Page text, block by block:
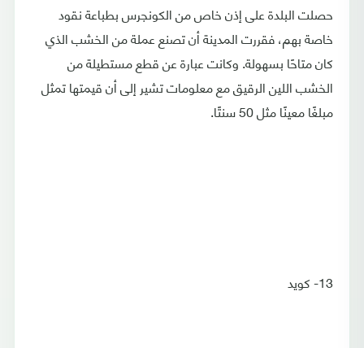
حصلت البلدة على إذن خاص من الكونجرس بطباعة نقود
خاصة بهم، فقررت المدينة أن تصنع عملة من الخشب الذي
كان متاحًا بسهولة. وكانت عبارة عن قطع مستطيلة من
الخشب اللين الرقيق مع معلومات تشير إلى أن قيمتها تمثل
مبلغًا معينًا مثل 50 سنتًا.
13- كويد